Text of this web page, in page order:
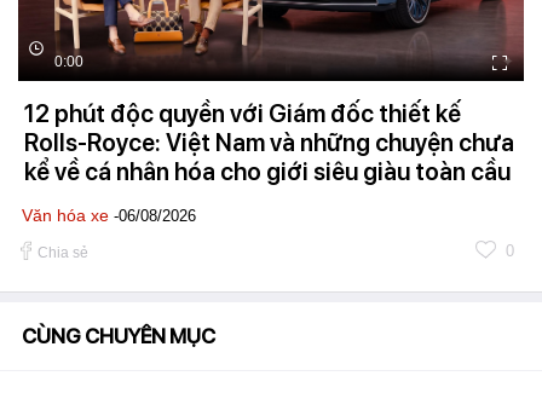
0:00
12 phút độc quyền với Giám đốc thiết kế
Rolls-Royce: Việt Nam và những chuyện chưa
kể về cá nhân hóa cho giới siêu giàu toàn cầu
Văn hóa xe -06/08/2026
Chia sẻ 0
CÙNG CHUYÊN MỤC